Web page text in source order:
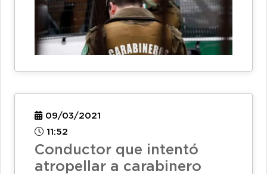
09/03/2021
11:52
Conductor que intentó
atropellar a carabinero